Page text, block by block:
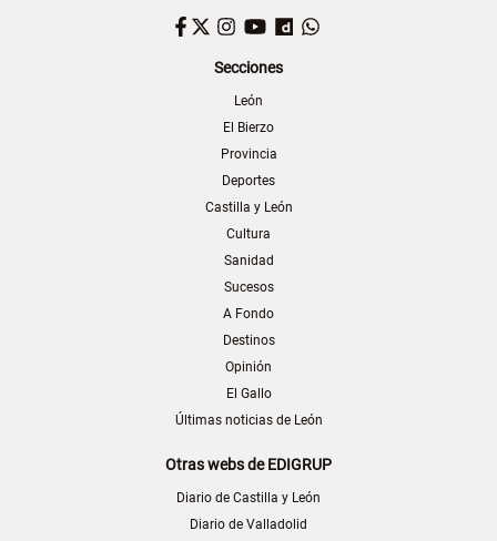
Facebook
TwitterInstagram
YouTubeDailymotion
Secciones
León
El Bierzo
Provincia
Deportes
Castilla y León
Cultura
Sanidad
Sucesos
A Fondo
Destinos
Opinión
El Gallo
Últimas noticias de León
Otras webs de EDIGRUP
Diario de Castilla y León
Diario de Valladolid